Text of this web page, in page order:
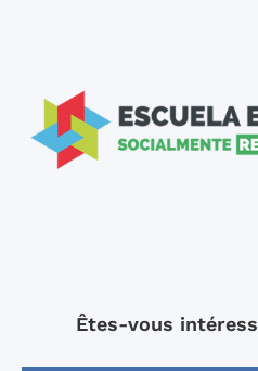
Êtes-vous